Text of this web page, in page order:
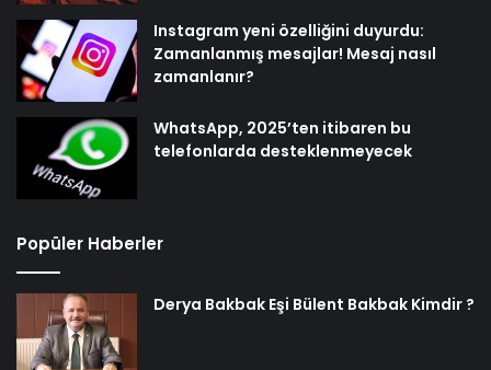
Instagram yeni özelliğini duyurdu:
Zamanlanmış mesajlar! Mesaj nasıl
zamanlanır?
WhatsApp, 2025’ten itibaren bu
telefonlarda desteklenmeyecek
Popüler Haberler
Derya Bakbak Eşi Bülent Bakbak Kimdir ?